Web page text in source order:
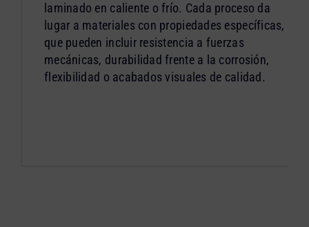
laminado en caliente o frío. Cada proceso da
lugar a materiales con propiedades específicas,
que pueden incluir resistencia a fuerzas
mecánicas, durabilidad frente a la corrosión,
flexibilidad o acabados visuales de calidad.